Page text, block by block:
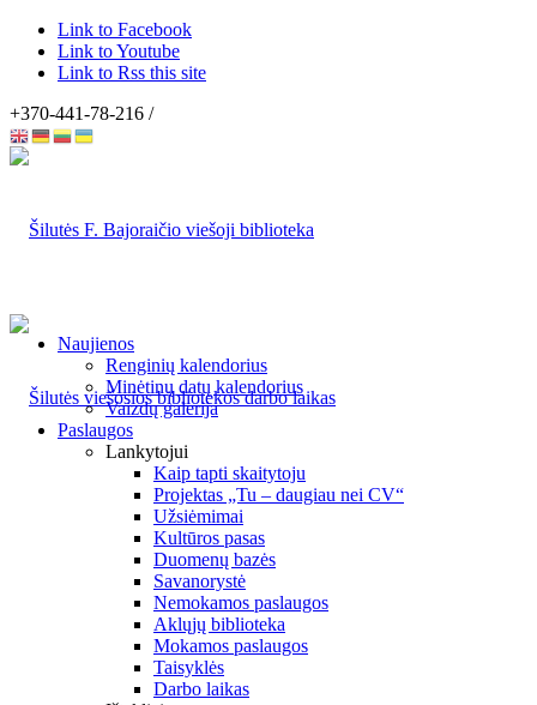
Link to Facebook
Link to Youtube
Link to Rss this site
+370-441-78-216 /
Naujienos
Renginių kalendorius
Minėtinų datų kalendorius
Vaizdų galerija
Paslaugos
Lankytojui
Kaip tapti skaitytoju
Projektas „Tu – daugiau nei CV“
Užsiėmimai
Kultūros pasas
Duomenų bazės
Savanorystė
Nemokamos paslaugos
Aklųjų biblioteka
Mokamos paslaugos
Taisyklės
Darbo laikas